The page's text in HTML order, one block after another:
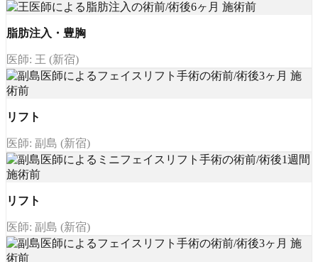
脂肪注入・豊胸
医師: 王 (新宿)
リフト
医師: 副島 (新宿)
リフト
医師: 副島 (新宿)